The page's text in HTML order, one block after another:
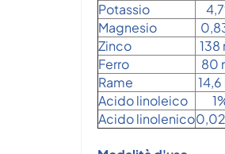
Potassio
Magnesio
Zinco
138
Ferro
80
Rame
Acido linoleico
Acido linolenico